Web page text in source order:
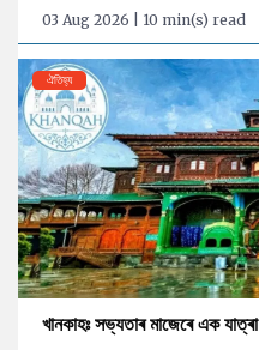
03 Aug 2026 | 10 min(s) read
ঐতিহ্য
খানকাহঃ সভ্যতাৰ মাজেৰে এক যাত্ৰা